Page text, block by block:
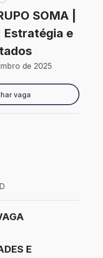
SOMA |
Estratégia e
de 2025
vaga
- RJ
E